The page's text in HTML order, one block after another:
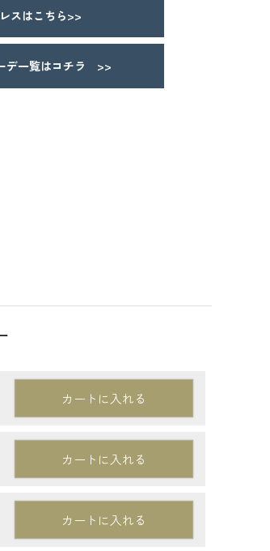
スはこちら>>
デ一覧はコチラ >>
カートに入れる
カートに入れる
カートに入れる